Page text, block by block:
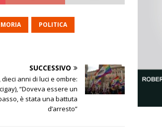
POLITICA
SUCCESSIVO
dieci anni di luci e ombre:
“Doveva essere un
è stata una battuta
d’arresto”